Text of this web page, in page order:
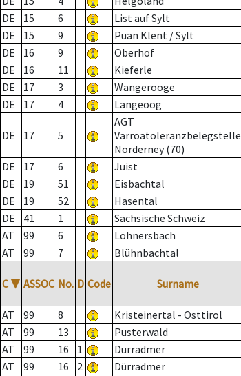
DE
15 6 List auf Sylt
DE
15 9 Puan Klent / Sylt
DE
16 9 Oberhof
DE
16 11 Kieferle
DE
17 3 Wangerooge
DE
17 4 Langeoog
DE 17 5
AGT
Varroatoleranzbelegstelle
Norderney (70)
DE 17 6 Juist
DE
19 51 Eisbachtal
DE
19 52 Hasental
DE
41 1 Sächsische Schweiz
AT
99 6 Löhnersbach
AT
99 7 Blühnbachtal
C ▼ ASSOC No. D Code Surname
AT
99 8 Kristeinertal - Osttirol
AT
99 13 Pusterwald
AT
99 16 1 Dürradmer
AT
99 16 2 Dürradmer